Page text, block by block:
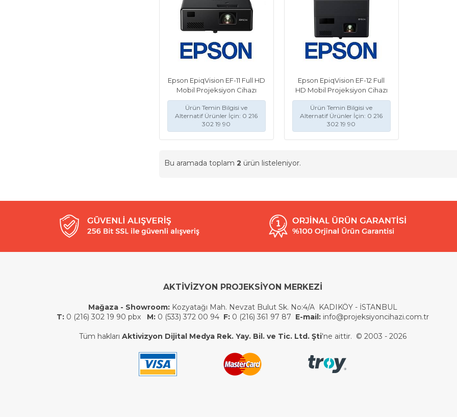
Epson EpiqVision EF-11 Full HD
Mobil Projeksiyon Cihazı
Ürün Temin Bilgisi ve
Alternatif Ürünler İçin: 0 216
302 19 90
Epson EpiqVision EF-12 Full
HD Mobil Projeksiyon Cihazı
Ürün Temin Bilgisi ve
Alternatif Ürünler İçin: 0 216
302 19 90
Bu aramada toplam 2 ürün listeleniyor.
AKTİVİZYON PROJEKSİYON MERKEZİ
Mağaza - Showroom:Kozyatağı Mah. Nevzat Bulut Sk. No:4/A KADIKÖY - İSTANBUL
T:0 (216) 302 19 90 pbx M:0 (533) 372 00 94 F:0 (216) 361 97 87 E-mail:info@projeksiyoncihazi.com.tr
Tüm hakları Aktivizyon Dijital Medya Rek. Yay. Bil. ve Tic. Ltd. Şti'ne aittir. © 2003 - 2026